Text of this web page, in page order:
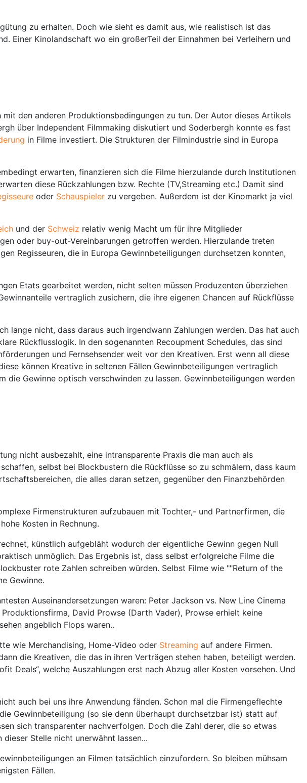
zu erhalten. Doch wie sieht es damit aus, wie realistisch ist das
Einer Kinolandschaft wo ein großerTeil der Einnahmen bei Verleihern und
den anderen Produktionsbedingungen zu tun. Der Autor dieses Artikels
über Independent Filmmaking diskutiert und Soderbergh konnte es fast
in Filme investiert. Die Strukturen der Filmindustrie sind in Europa
erwarten, finanzieren sich die Filme hierzulande durch Institutionen
diese Rückzahlungen bzw. Rechte (TV,Streaming etc.) Damit sind
oder Schauspieler zu vergeben. Außerdem ist der Kinomarkt ja viel
und der Schweiz relativ wenig Macht um für ihre Mitglieder
oder buy-out-Vereinbarungen getroffen werden. Hierzulande treten
Regisseuren, die in Europa Gewinnbeteiligungen durchsetzen konnten,
Etats gearbeitet werden, nicht selten müssen Produzenten überziehen
vertraglich zusichern, die ihre eigenen Chancen auf Rückflüsse
lange nicht, dass daraus auch irgendwann Zahlungen werden. Das hat auch
Rückflusslogik. In den sogenannten Recoupment Schedules, das sind
und Fernsehsender weit vor den Kreativen. Erst wenn all diese
können Kreative in seltenen Fällen Gewinnbeteiligungen vertraglich
Gewinne optisch verschwinden zu lassen. Gewinnbeteiligungen werden
nicht ausbezahlt, eine intransparente Praxis die man auch als
selbst bei Blockbustern die Rückflüsse so zu schmälern, dass kaum
die alles daran setzen, gegenüber den Finanzbehörden
Firmenstrukturen aufzubauen mit Tochter,- und Partnerfirmen, die
Kosten in Rechnung.
künstlich aufgebläht wodurch der eigentliche Gewinn gegen Null
unmöglich. Das Ergebnis ist, dass selbst erfolgreiche Filme die
rote Zahlen schreiben würden. Selbst Filme wie ""Return of the
Gewinne.
Auseinandersetzungen waren: Peter Jackson vs. New Line Cinema
David Prowse (Darth Vader), Prowse erhielt keine
angeblich Flops waren..
wie Merchandising, Home-Video oder Streaming auf andere Firmen.
die Kreativen, die das in ihren Verträgen stehen haben, beteiligt werden.
Deals“, welche Auszahlungen erst nach Abzug aller Kosten vorsehen. Und
auch bei uns ihre Anwendung fänden. Schon mal die Firmengeflechte
Gewinnbeteiligung (so sie denn überhaupt durchsetzbar ist) statt auf
sich transparenter nachverfolgen. Doch die Zahl derer, die so etwas
Stelle nicht unerwähnt lassen...
an Filmen tatsächlich einzufordern. So bleiben mühsam
Fällen.